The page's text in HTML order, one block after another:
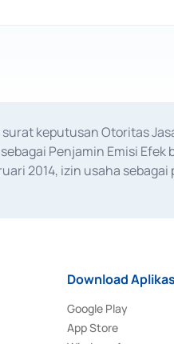
keputusan Otoritas
Penjamin Emisi
2014, izin usaha
Download
Google Play
App Store